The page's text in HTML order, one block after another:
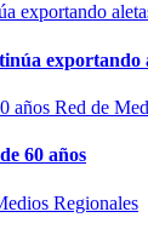
exportando
Red de
60 años
Regionales